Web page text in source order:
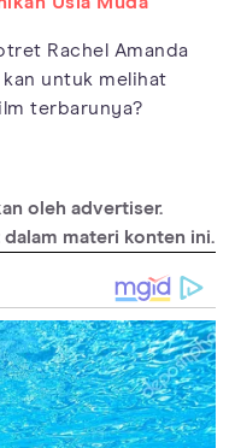
Rachel Amanda
untuk melihat
terbarunya?
oleh advertiser.
materi konten ini.